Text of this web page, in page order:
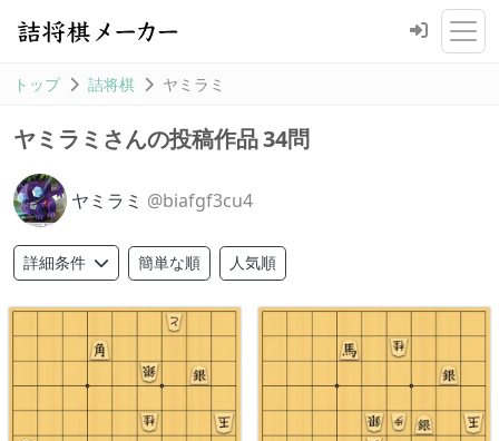
トップ 詰将棋 ヤミラミ
ヤミラミさんの投稿作品34問
ヤミラミ @biafgf3cu4
詳細条件 簡単な順 人気順